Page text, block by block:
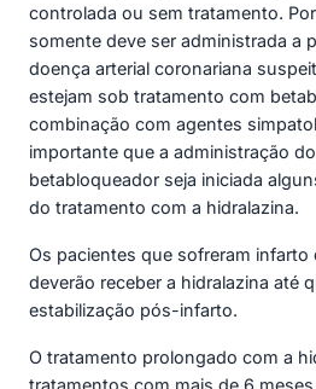
controlada ou sem tratamento.
somente deve ser administrada a
doença arterial coronariana
estejam sob tratamento com
combinação com agentes
importante que a administração
betabloqueador seja iniciada
do tratamento com a hidralazina.
Os pacientes que sofreram infarto
deverão receber a hidralazina até
estabilização pós-infarto.
O tratamento prolongado com a
tratamentos com mais de 6